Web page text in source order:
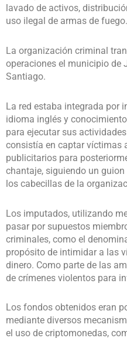
lavado de activos,
uso ilegal de armas de fuego.
La organización criminal
operaciones el municipio de
Santiago.
La red estaba integrada por
idioma inglés y
para ejecutar sus
consistía en captar víctimas
publicitarios para
chantaje, siguiendo un
los cabecillas de la
Los imputados, utilizando
pasar por supuestos
criminales, como el
propósito de intimidar a las
dinero. Como parte de las
de crímenes violentos para
Los fondos obtenidos eran
mediante diversos
el uso de criptomonedas,